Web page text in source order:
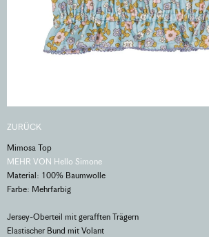
ZURÜCK
Mimosa Top
MEHR VON Hello Simone
Material: 100% Baumwolle
Farbe: Mehrfarbig
Jersey-Oberteil mit gerafften Trägern
Elastischer Bund mit Volant